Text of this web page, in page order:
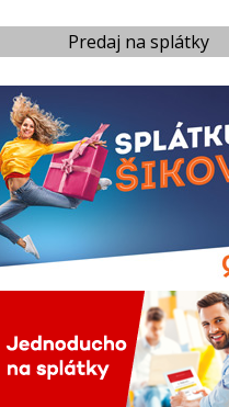
Predaj na splátky